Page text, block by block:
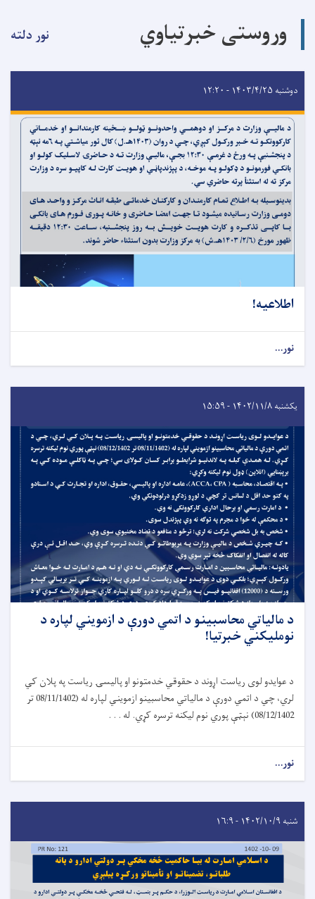
وروستی خبرتیاوي نور دلته
دوشنبه ۱۴۰۳/۴/۲۵ - ۱۲:۲۰
اطلاعیه!
نور...
یکشنبه ۱۴۰۲/۱۱/۸ - ۱۵:۵۹
د مالياتي محاسبينو د اتمي دورې د ازمويني لپاره د
نومليکني خبرتیا!
د عوایدو لوی ریاست اړوند د حقوقي خدمتونو او پالیسۍ ریاست په پلان کي
لري، چي د اتمي دورې د مالیاتي محاسبینو ازمویني لپاره له (08/11/1402 تر
08/12/1402) نېټې پوري نوم لیکنه ترسره کړي. له . . .
نور...
شنبه ۱۴۰۲/۱۰/۹ - ۱۶:۹